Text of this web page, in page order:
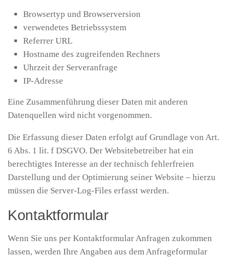
Browsertyp und Browserversion
verwendetes Betriebssystem
Referrer URL
Hostname des zugreifenden Rechners
Uhrzeit der Serveranfrage
IP-Adresse
Eine Zusammenführung dieser Daten mit anderen
Datenquellen wird nicht vorgenommen.
Die Erfassung dieser Daten erfolgt auf Grundlage von Art.
6 Abs. 1 lit. f DSGVO. Der Websitebetreiber hat ein
berechtigtes Interesse an der technisch fehlerfreien
Darstellung und der Optimierung seiner Website – hierzu
müssen die Server-Log-Files erfasst werden.
Kontaktformular
Wenn Sie uns per Kontaktformular Anfragen zukommen
lassen, werden Ihre Angaben aus dem Anfrageformular